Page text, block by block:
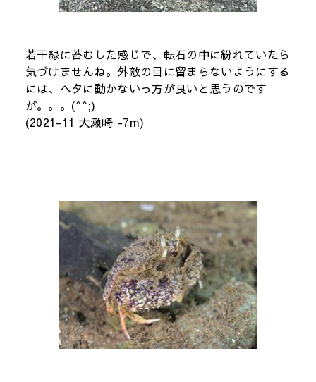
若干緑に苔むした感じで、転石の中に紛れていたら
気づけませんね。外敵の目に留まらないようにする
には、ヘタに動かないっ方が良いと思うのです
が。。。(^^;)
(2021-11 大瀬崎 -7m)